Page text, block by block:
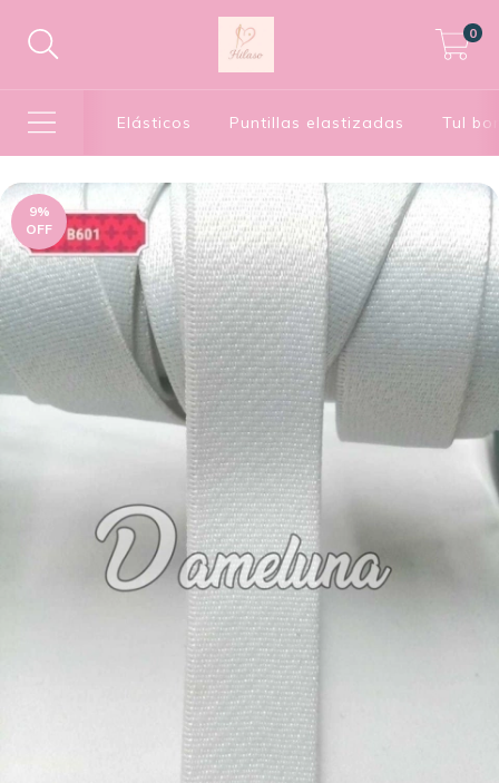
0
Elásticos Puntillas elastizadas Tul
9%
OFF